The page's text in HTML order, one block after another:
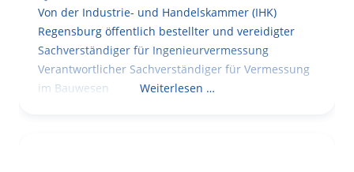
Von der Industrie- und Handelskammer (IHK)
Regensburg öffentlich bestellter und vereidigter
Sachverständiger für Ingenieurvermessung
Verantwortlicher Sachverständiger für Vermessung
im Bauwesen
Weiterlesen …